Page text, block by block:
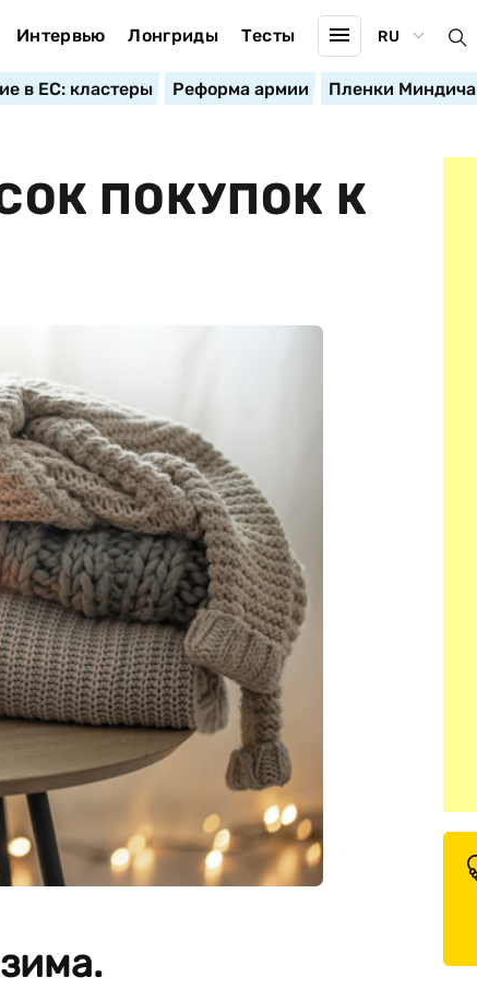
Интервью Лонгриды Тесты RU
в ЕС: кластеры Реформа армии Пленки Миндича
ПОКУПОК К